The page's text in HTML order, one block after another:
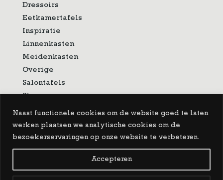
Naast functionele cookies om de website goed te laten
werken plaatsen we analytische cookies om de
bezoekerservaringen op onze website te verbeteren.
Accepteren
Dressoirs
Eetkamertafels
Inspiratie
Linnenkasten
Meidenkasten
Overige
Salontafels
Showroom
Sidetable
Spiegels
Tv-meubelen
Vitrinekasten